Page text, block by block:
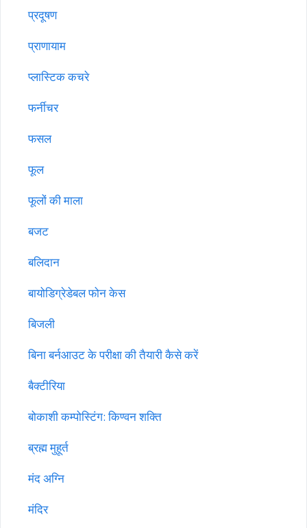
प्रदूषण
प्राणायाम
प्लास्टिक कचरे
फर्नीचर
फसल
फूल
फूलों की माला
बजट
बलिदान
बायोडिग्रेडेबल फोन केस
बिजली
बिना बर्नआउट के परीक्षा की तैयारी कैसे करें
बैक्टीरिया
बोकाशी कम्पोस्टिंग: किण्वन शक्ति
ब्रह्म मुहूर्त
मंद अग्नि
मंदिर